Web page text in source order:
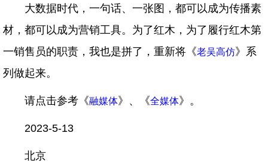
大数据时代，一句话、一张图，都可以成为传播素
材，都可以成为营销工具。为了红木，为了履行红木第
一销售员的职责，我也是拼了，重新将《老吴高仿》系
列做起来。
请点击参考《融媒体》、《全媒体》。
2023-5-13
北京